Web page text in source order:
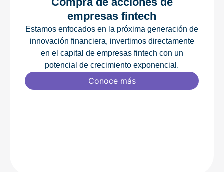
empresas fintech
Estamos enfocados en la próxima generación de
innovación financiera, invertimos directamente
en el capital de empresas fintech con un
potencial de crecimiento exponencial.
Conoce más